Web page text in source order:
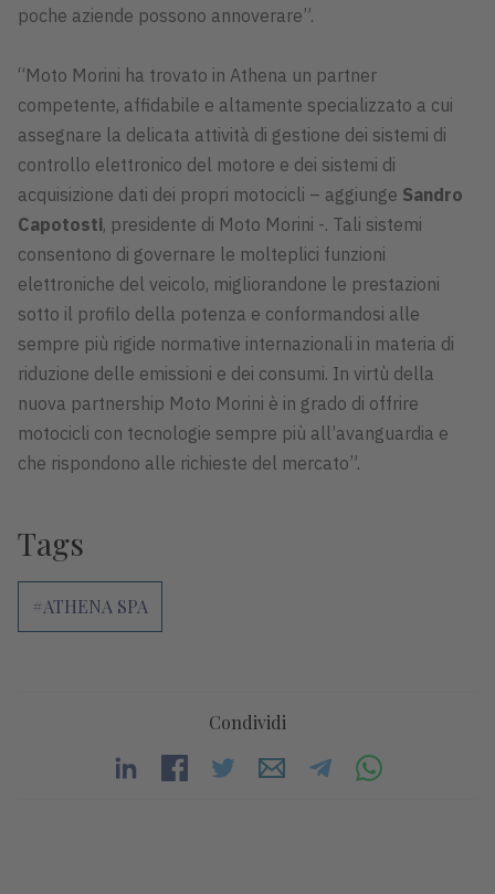
poche aziende possono annoverare”.
“Moto Morini ha trovato in Athena un partner
competente, affidabile e altamente specializzato a cui
assegnare la delicata attività di gestione dei sistemi di
controllo elettronico del motore e dei sistemi di
acquisizione dati dei propri motocicli – aggiunge Sandro
Capotosti, presidente di Moto Morini -. Tali sistemi
consentono di governare le molteplici funzioni
elettroniche del veicolo, migliorandone le prestazioni
sotto il profilo della potenza e conformandosi alle
sempre più rigide normative internazionali in materia di
riduzione delle emissioni e dei consumi. In virtù della
nuova partnership Moto Morini è in grado di offrire
motocicli con tecnologie sempre più all’avanguardia e
che rispondono alle richieste del mercato”.
Tags
#ATHENA SPA
Condividi